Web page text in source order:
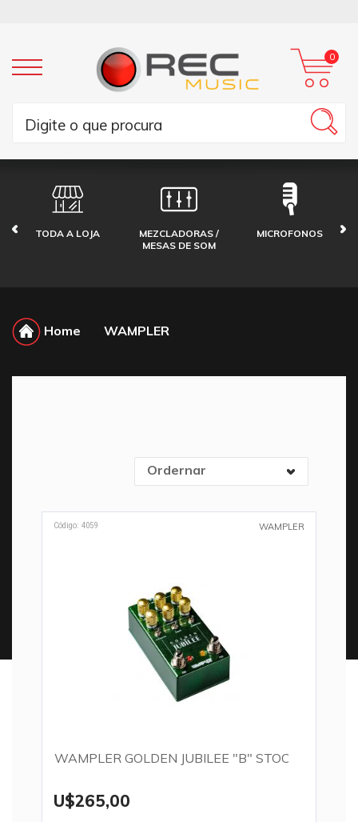
0
TODA A LOJA
MEZCLADORAS /
MESAS DE SOM
MICROFONOS
Home WAMPLER
Ordernar
Código: 4059 WAMPLER
WAMPLER GOLDEN JUBILEE "B" STOCK
U$265,00